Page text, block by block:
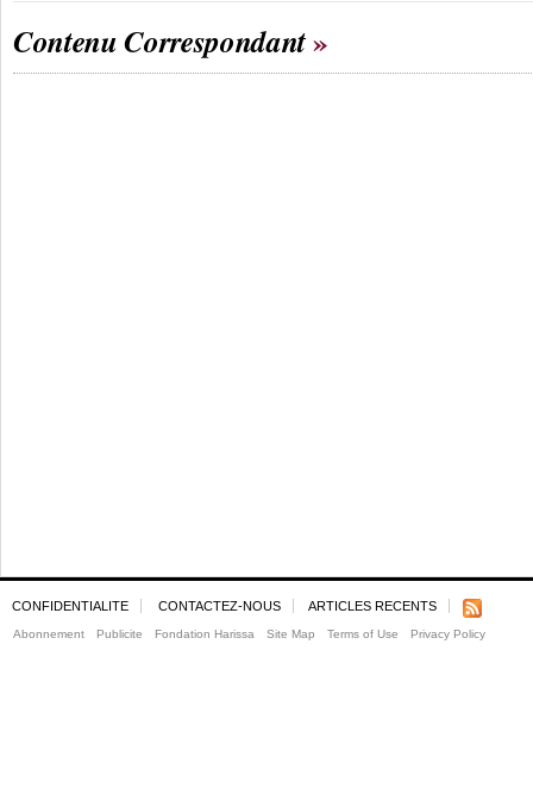
Contenu Correspondant
CONFIDENTIALITE CONTACTEZ-NOUS ARTICLES RECENTS
Abonnement Publicite Fondation Harissa Site Map Terms of Use Privacy Policy